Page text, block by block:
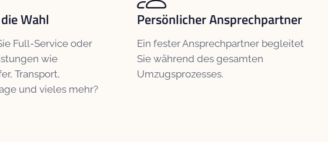
Wahl
Full-Service oder
wie
Transport,
und vieles mehr?
Persönlicher Ansprechpartner
Ein fester Ansprechpartner begleitet
Sie während des gesamten
Umzugsprozesses.